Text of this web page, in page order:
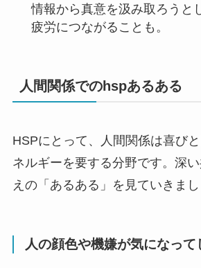
情報から真意を汲み取ろうと
疲労につながることも。
人間関係でのhspあるある
HSPにとって、人間関係は喜び
ネルギーを要する分野です。深
えの「あるある」を見ていきまし
人の顔色や機嫌が気になって